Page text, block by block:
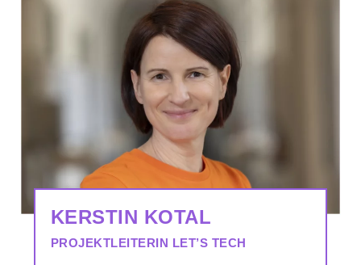
KERSTIN KOTAL
PROJEKTLEITERIN LET’S TECH